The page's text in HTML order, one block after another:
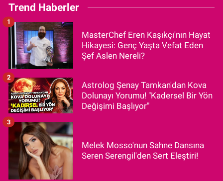
Trend Haberler
MasterChef Eren Kaşıkçı'nın Hayat
Hikayesi: Genç Yaşta Vefat Eden
Şef Aslen Nereli?
1
Astrolog Şenay Tamkan'dan Kova
Dolunayı Yorumu! "Kadersel Bir Yön
Değişimi Başlıyor"
2
Melek Mosso'nun Sahne Dansına
Seren Serengil'den Sert Eleştiri!
3